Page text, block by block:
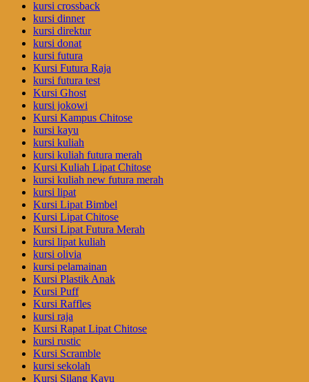
kursi crossback
kursi dinner
kursi direktur
kursi donat
kursi futura
Kursi Futura Raja
kursi futura test
Kursi Ghost
kursi jokowi
Kursi Kampus Chitose
kursi kayu
kursi kuliah
kursi kuliah futura merah
Kursi Kuliah Lipat Chitose
kursi kuliah new futura merah
kursi lipat
Kursi Lipat Bimbel
Kursi Lipat Chitose
Kursi Lipat Futura Merah
kursi lipat kuliah
kursi olivia
kursi pelamainan
Kursi Plastik Anak
Kursi Puff
Kursi Raffles
kursi raja
Kursi Rapat Lipat Chitose
kursi rustic
Kursi Scramble
kursi sekolah
Kursi Silang Kayu